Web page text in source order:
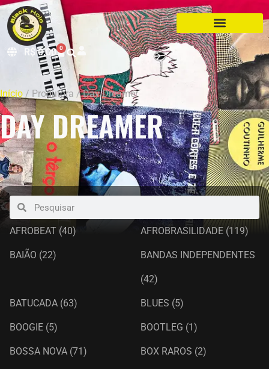
R$0,00 0
Início / Produtora / Day Dreamer
DAY DREAMER
AFROBEAT (40) AFROBRASILIDADE (119)
BAIÃO (22) BANDAS INDEPENDENTES
(42)
BATUCADA (63) BLUES (5)
BOOGIE (5) BOOTLEG (1)
BOSSA NOVA (71) BOX RAROS (2)